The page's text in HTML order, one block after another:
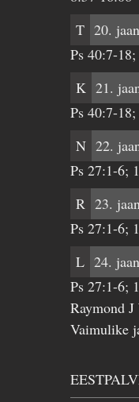
T 20.
Ps 40:7-
K 21.
Ps 40:7-
N 22.
Ps 27:1-6;
R 23.
Ps 27:1-6;
L 24.
Ps 27:1-6;
Raymond
Vaimulike